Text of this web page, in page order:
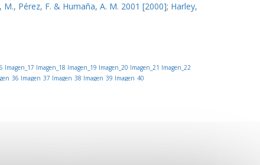
Pérez, F. & Humaña, A. M. 2001 [2000]; Harley,
Imagen_17 Imagen_18 Imagen_19 Imagen_20 Imagen_21 Imagen_22
Imagen_37 Imagen_38 Imagen_39 Imagen_40